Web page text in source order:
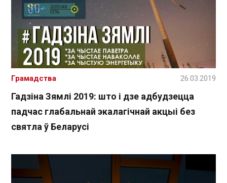
Гадзіна Зямлі 2019: што і дзе адбудзецца
падчас глабальнай экалагічнай акцыі без
святла ў Беларусі
Грамадства 26.03.2019